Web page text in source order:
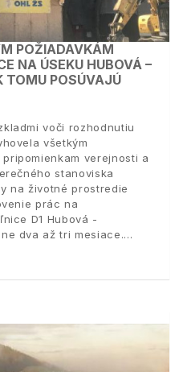
POŽIADAVKÁM
NA ÚSEKU HUBOVÁ –
TOMU POSÚVAJÚ
voči rozhodnutiu
všetkým
verejnosti a
stanoviska
na životné prostredie
prác na
D1 Hubová -
dva až tri mesiace.